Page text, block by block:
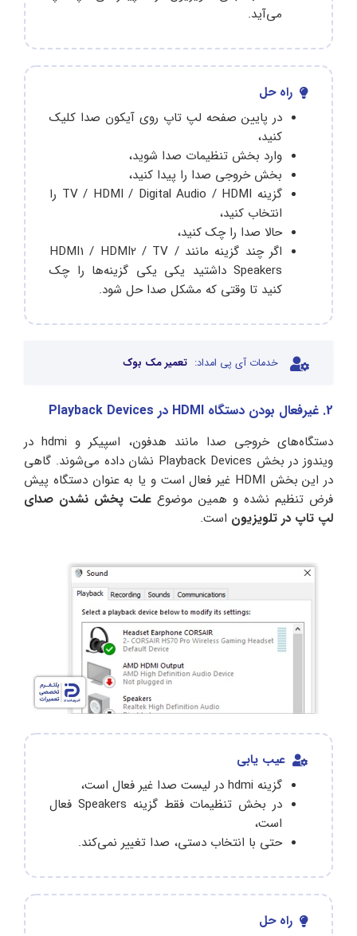
می‌آید.
راه حل
در پایین صفحه لپ تاپ روی آیکون صدا کلیک
کنید،
وارد بخش تنظیمات صدا شوید،
بخش خروجی صدا را پیدا کنید،
گزینه TV /‌ HDMI / Digital Audio / HDMI را
انتخاب کنید،
حالا صدا را چک کنید،
اگر چند گزینه مانند HDMI1 / HDMI2 / TV /
Speakers داشتید یکی یکی گزینه‌ها را چک
کنید تا وقتی که مشکل‌ صدا حل شود.
خدمات آی پی امداد: تعمیر مک بوک
2. غیرفعال بودن دستگاه HDMI در Playback Devices
دستگاه‌های خروجی صدا مانند هدفون، اسپیکر و hdmi در
ویندوز در بخش Playback Devices نشان داده می‌شوند. گاهی
در این بخش HDMI غیر فعال است و یا به عنوان دستگاه پیش
فرض تنظیم نشده و همین موضوع علت پخش نشدن صدای
لپ‌ تاپ در تلویزیون است.
عیب یابی
گزینه hdmi در لیست صدا غیر فعال است،
در بخش تنظیمات فقط گزینه Speakers فعال
است،
حتی با انتخاب دستی، صدا تغییر نمی‌کند.
راه حل